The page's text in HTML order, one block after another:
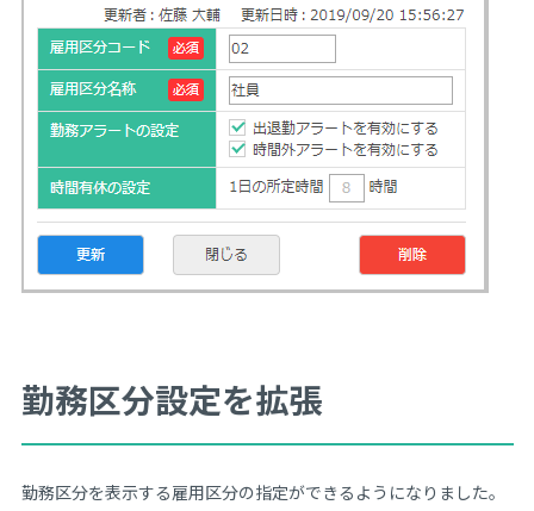
勤務区分設定を拡張
勤務区分を表示する雇用区分の指定ができるようになりました。